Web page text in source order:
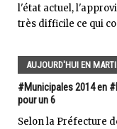
l'état actuel,
très difficile ce qui
AUJOURD'HUI EN
#Municipales 2014 en
pour un 6
Selon la Préfecture